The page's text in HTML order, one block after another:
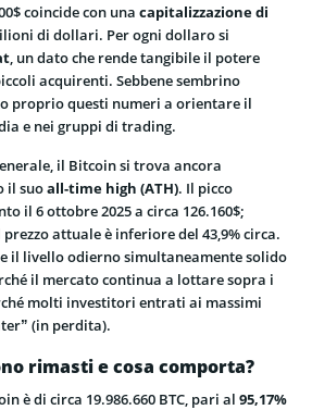
coincide con una capitalizzazione di
di dollari. Per ogni dollaro si
, un dato che rende tangibile il potere
acquirenti. Sebbene sembrino
proprio questi numeri a orientare il
e nei gruppi di trading.
il Bitcoin si trova ancora
il suoall-time high (ATH). Il picco
il 6 ottobre 2025 a circa 126.160$;
attuale è inferiore del 43,9% circa.
il livello odierno simultaneamente solido
il mercato continua a lottare sopra i
molti investitori entrati ai massimi
(in perdita).
rimasti e cosa comporta?
è di circa 19.986.660 BTC, pari al 95,17%